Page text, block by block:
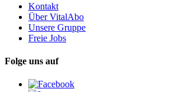
Kontakt
Über VitalAbo
Unsere Gruppe
Freie Jobs
Folge uns auf